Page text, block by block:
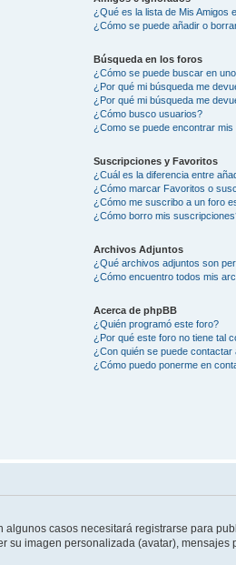
¿Qué es la lista de Mis Amigos
¿Cómo se puede añadir o
Búsqueda en los foros
¿Cómo se puede buscar en
¿Por qué mi búsqueda me
¿Por qué mi búsqueda me
¿Cómo busco usuarios?
¿Como se puede encontrar
Suscripciones y Favoritos
¿Cuál es la diferencia entre
¿Cómo marcar Favoritos o
¿Cómo me suscribo a un foro
¿Cómo borro mis
Archivos Adjuntos
¿Qué archivos adjuntos son
¿Cómo encuentro todos mis
Acerca de phpBB
¿Quién programó este foro?
¿Por qué este foro no tiene tal
¿Con quién se puede
¿Cómo puedo ponerme en
casos necesitará registrarse para
imagen personalizada (avatar),